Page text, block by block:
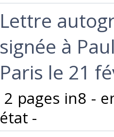
‎Lettre
signée à
Paris le 21
2 pages in8 -
état - ‎